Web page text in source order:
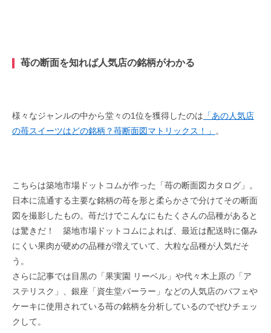
苺の断面を知れば人気店の銘柄がわかる
様々なジャンルの中から堂々の1位を獲得したのは 「あの人気店
の苺スイーツはどの銘柄？苺断面図マトリックス！」 。
こちらは築地市場ドットコムが作った「苺の断面図カタログ」。
日本に流通する主要な銘柄の苺を形と柔らかさで分けてその断面
図を撮影したもの。苺だけでこんなにもたくさんの品種があると
は驚きだ！ 築地市場ドットコムによれば、最近は配送時に傷み
にくい果肉が硬めの品種が増えていて、大粒な品種が人気だそ
う。
さらに記事では目黒の「果実園 リーベル」や代々木上原の「ア
ステリスク」、銀座「資生堂パーラー」などの人気店のパフェや
ケーキに使用されている苺の銘柄を分析しているのでぜひチェッ
クして。